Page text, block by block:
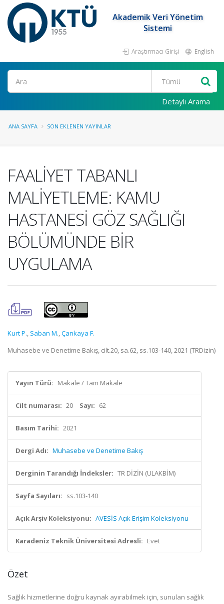
Akademik Veri Yönetim
Sistemi
Araştırmacı Girişi English
Ara
Detaylı Arama
ANA SAYFA SON EKLENEN YAYINLAR
FAALİYET TABANLI
MALİYETLEME: KAMU
HASTANESİ GÖZ SAĞLIĞI
BÖLÜMÜNDE BİR
UYGULAMA
Kurt P., Saban M.,Çankaya F.
Muhasebe ve Denetime Bakış, cilt.20, sa.62, ss.103-140, 2021 (TRDizin)
Yayın Türü: Makale / Tam Makale
Cilt numarası: 20 Sayı: 62
Basım Tarihi: 2021
Dergi Adı: Muhasebe ve Denetime Bakış
Derginin Tarandığı İndeksler: TR DİZİN (ULAKBİM)
Sayfa Sayıları: ss.103-140
Açık Arşiv Koleksiyonu: AVESİS Açık Erişim Koleksiyonu
Karadeniz Teknik Üniversitesi Adresli: Evet
Özet
Sağlık hizmetlerine doğru kaynak ayırabilmek için, sunulan sağlık